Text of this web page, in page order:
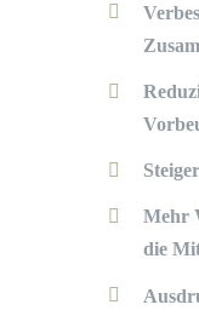
Mehr
die